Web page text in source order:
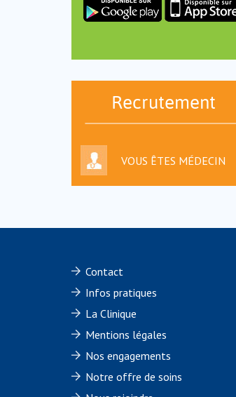
Recrutement
VOUS ÊTES MÉDECIN
Contact
Infos pratiques
La Clinique
Mentions légales
Nos engagements
Notre offre de soins